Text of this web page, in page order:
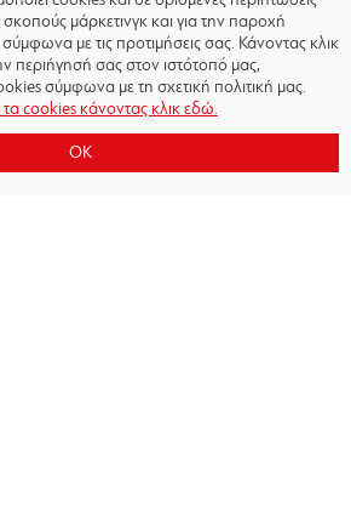
μάρκετινγκ και για την παροχή
με τις προτιμήσεις σας. Κάνοντας κλικ
περιήγησή σας στον ιστότοπό μας,
σύμφωνα με τη σχετική πολιτική μας.
τα cookies κάνοντας κλικ εδώ.
OK